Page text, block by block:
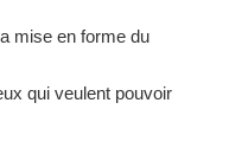
mise en forme du
qui veulent pouvoir